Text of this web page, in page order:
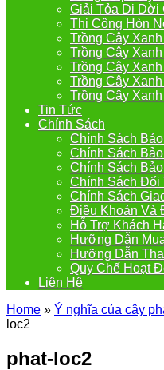
Giải Tỏa Di Dời
Thi Công Hòn
Trồng Cây
Trồng Cây
Trồng Cây
Trồng Cây
Trồng Cây
Tin Tức
Chính Sách
Chính Sách
Chính Sách
Chính Sách
Chính Sách Đổi
Chính Sách
Điều Khoản Và
Hỗ Trợ Khách
Hưỡng Dẫn
Hưỡng Dẫn
Quy Chế Hoạt
Liên Hệ
Home » Ý nghĩa của cây
loc2
phat-loc2